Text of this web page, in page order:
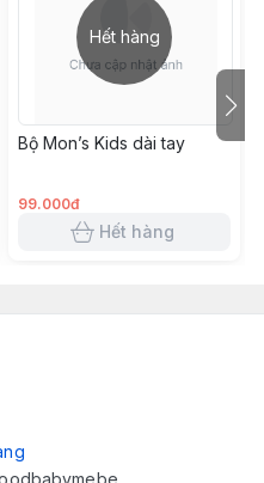
Hết hàng
Bộ Mon’s Kids dài tay
99.000đ
Hết hàng